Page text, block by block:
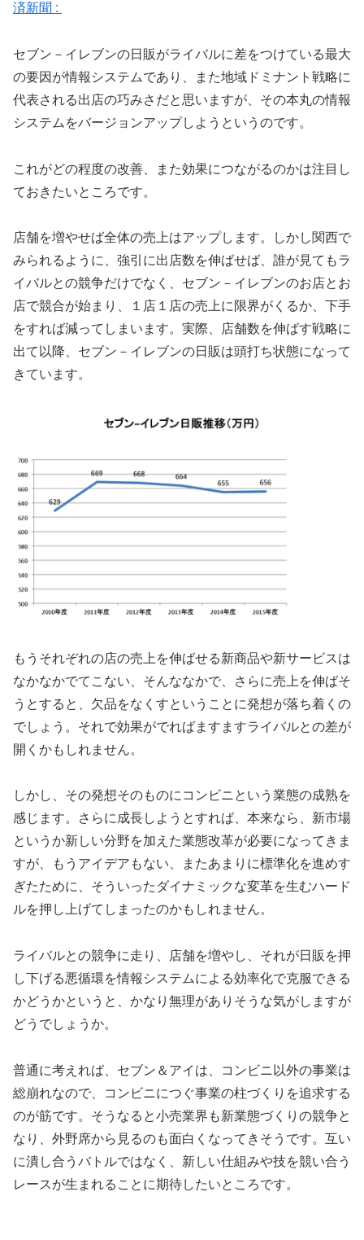
済新聞 :
セブン－イレブンの日販がライバルに差をつけている最大
の要因が情報システムであり、また地域ドミナント戦略に
代表される出店の巧みさだと思いますが、その本丸の情報
システムをバージョンアップしようというのです。
これがどの程度の改善、また効果につながるのかは注目し
ておきたいところです。
店舗を増やせば全体の売上はアップします。しかし関西で
みられるように、強引に出店数を伸ばせば、誰が見てもラ
イバルとの競争だけでなく、セブン－イレブンのお店とお
店で競合が始まり、１店１店の売上に限界がくるか、下手
をすれば減ってしまいます。実際、店舗数を伸ばす戦略に
出て以降、セブン－イレブンの日販は頭打ち状態になって
きています。
もうそれぞれの店の売上を伸ばせる新商品や新サービスは
なかなかでてこない、そんななかで、さらに売上を伸ばそ
うとすると、欠品をなくすということに発想が落ち着くの
でしょう。それで効果がでればますますライバルとの差が
開くかもしれません。
しかし、その発想そのものにコンビニという業態の成熟を
感じます。さらに成長しようとすれば、本来なら、新市場
というか新しい分野を加えた業態改革が必要になってきま
すが、もうアイデアもない、またあまりに標準化を進めす
ぎたために、そういったダイナミックな変革を生むハード
ルを押し上げてしまったのかもしれません。
ライバルとの競争に走り、店舗を増やし、それが日販を押
し下げる悪循環を情報システムによる効率化で克服できる
かどうかというと、かなり無理がありそうな気がしますが
どうでしょうか。
普通に考えれば、セブン＆アイは、コンビニ以外の事業は
総崩れなので、コンビニにつぐ事業の柱づくりを追求する
のが筋です。そうなると小売業界も新業態づくりの競争と
なり、外野席から見るのも面白くなってきそうです。互い
に潰し合うバトルではなく、新しい仕組みや技を競い合う
レースが生まれることに期待したいところです。